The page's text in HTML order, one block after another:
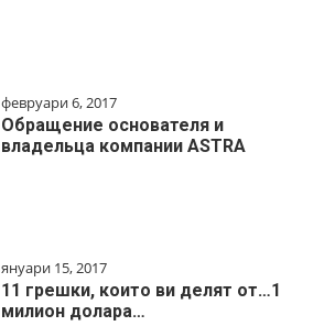
февруари 6, 2017
Обращение основателя и
владельца компании ASTRA
януари 15, 2017
11 грешки, които ви делят от…1
милиoн дoлapa…